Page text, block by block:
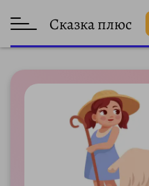
Сказка плюс